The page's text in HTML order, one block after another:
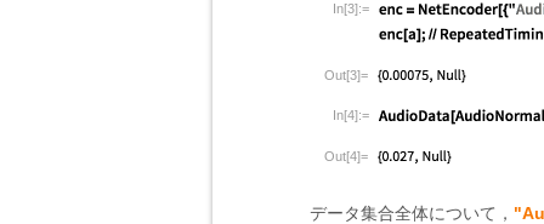
In[3]:=
Out[3]=
In[4]:=
Out[4]=
データ集合全体について，